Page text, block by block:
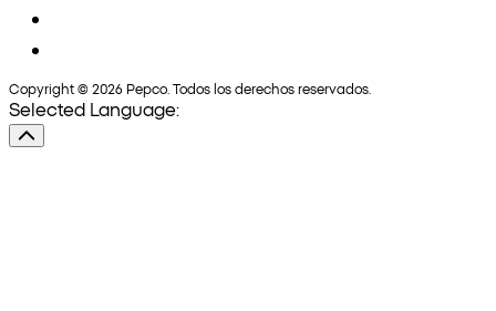
Copyright © 2026 Pepco. Todos los derechos reservados.
Selected Language: